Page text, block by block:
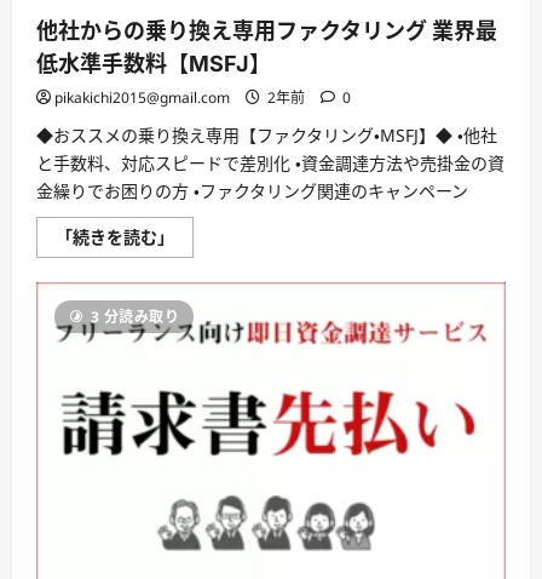
掛
金
前
払
サ
ビ
ス
【QuQuMo
online】
に
つ
て
ら
に
読
む
他社からの乗り換え専用ファクタリング 業界最
低水準手数料【MSFJ】
pikakichi2015@gmail.com 2年前 0
◆おススメの乗り換え専用【ファクタリング・MSFJ】◆ ・他社
と手数料、対応スピードで差別化 ・資金調達方法や売掛金の資
金繰りでお困りの方 ・ファクタリング関連のキャンペーン
「続きを読む」
社
ら
の
乗
り
専
用
フ
ァ
ク
ン
グ
業
界
3 分読み取り